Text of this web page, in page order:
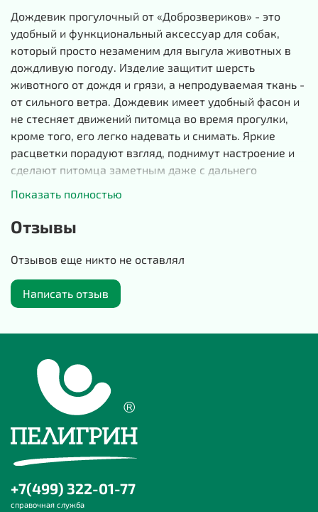
Дождевик прогулочный от «Доброзвериков» - это
удобный и функциональный аксессуар для собак,
который просто незаменим для выгула животных в
дождливую погоду. Изделие защитит шерсть
животного от дождя и грязи, а непродуваемая ткань -
от сильного ветра. Дождевик имеет удобный фасон и
не стесняет движений питомца во время прогулки,
кроме того, его легко надевать и снимать. Яркие
расцветки порадуют взгляд, поднимут настроение и
сделают питомца заметным даже с дальнего
хозяин не потеряет собаку из виду даже в темное
время суток.
Состав легкого прогулочного дождевика: 100%
полиэстер, непромокаемая плащевая ткань «Дюспа»
на подкладке.
Размеры:
длина спины — 58-68 см
обхват груди —74-84 см
обхват шеи — 43-58 см
Показать полностью
Отзывы
Отзывов еще никто не оставлял
Написать отзыв
+7(499) 322-01-77
справочная служба